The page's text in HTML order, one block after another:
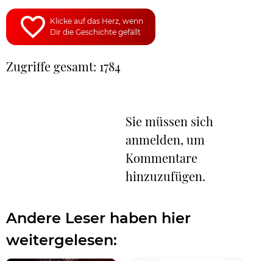
Klicke auf das Herz, wenn
Dir die Geschichte gefällt
Zugriffe gesamt: 1784
Sie müssen sich
anmelden, um
Kommentare
hinzuzufügen.
Andere Leser haben hier
weitergelesen: